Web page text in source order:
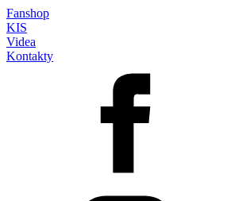
Fanshop
KIS
Videa
Kontakty